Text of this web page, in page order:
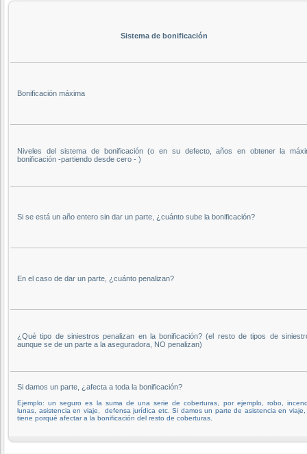
Sistema de bonificación
Bonificación máxima
Niveles del sistema de bonificación (o en su defecto, años en obtener la
bonificación -partiendo desde cero - )
Si se está un año entero sin dar un parte, ¿cuánto sube la bonificación?
En el caso de dar un parte, ¿cuánto penalizan?
¿Qué tipo de siniestros penalizan en la bonificación? (el resto de tipos de
aunque se de un parte a la aseguradora, NO penalizan)
Si damos un parte, ¿afecta a toda la bonificación?
Ejemplo: un seguro es la suma de una serie de coberturas, por ejemplo, robo,
lunas, asistencia en viaje, defensa jurídica etc. Si damos un parte de asistencia en viaje,
tiene porqué afectar a la bonificación del resto de coberturas.